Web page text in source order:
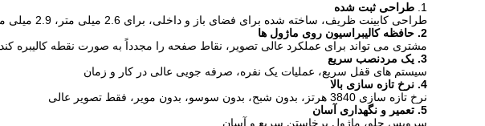
1. طراحی ثبت شده
طراحی کابینت ظریف، ساخته شده برای فضای باز و داخلی، برای 2.6 میلی متر، 2.9 میلی متر و 3.2 میلی متر در دسترس است.
2. حافظه کالیبراسیون روی ماژول ها
مشتری می تواند برای عملکرد عالی تصویر، نقاط صفحه را مجدداً به صورت نقطه کالیبره کند
3. یک مرد
نصب سریع
سیستم های قفل سریع، عملیات یک نفره، صرفه جویی عالی در کار و زمان
4. نرخ تازه سازی بالا
نرخ تازه سازی 3840 هرتز، بدون شبح، بدون سوسو، بدون مویر، فقط تصویر عالی
5. تعمیر و نگهداری آسان
سرویس جلو، ماژول برخاستن سریع و آسان